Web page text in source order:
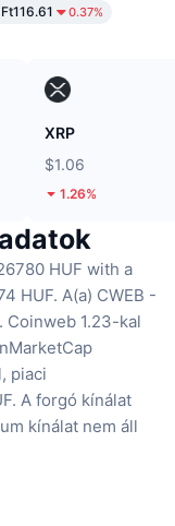
Ft116.61 0.37%
XRP
$1.06
1.26%
HUF with a
HUF. A(a) CWEB -
Coinweb 1.23-kal
piaci
A forgó kínálat
kínálat nem áll